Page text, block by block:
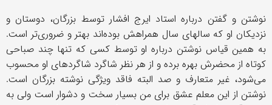
نوشتن و گفتن درباره استاد ایرج افشار توسط بزرگان، دوستان و
نزدیکان او که سالهای سال همراهش بوده‌اند بهتر و ضروری‌تر است.
به همین قیاس نوشتن درباره او توسط کسی که تنها چند صباحی
کوتاه از محضرش بهره برده و از هر نظر شاگرد شاگردهای او محسوب
می‌شود، غیر متعارف و صد البته فاقد ویژگی نوشته بزرگان است.
نوشتن از این معلم عشق برای من بسیار سخت و دشوار است ولی به